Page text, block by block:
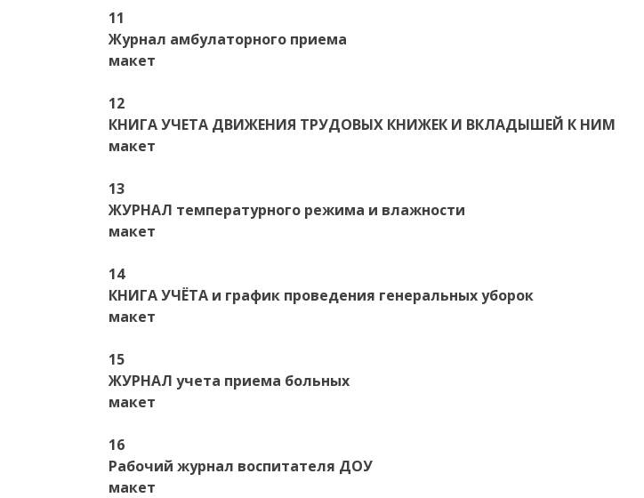
11
Журнал амбулаторного приема
макет
12
КНИГА УЧЕТА ДВИЖЕНИЯ ТРУДОВЫХ КНИЖЕК И ВКЛАДЫШЕЙ К НИМ
макет
13
ЖУРНАЛ температурного режима и влажности
макет
14
КНИГА УЧЁТА и график проведения генеральных уборок
макет
15
ЖУРНАЛ учета приема больных
макет
16
Рабочий журнал воспитателя ДОУ
макет